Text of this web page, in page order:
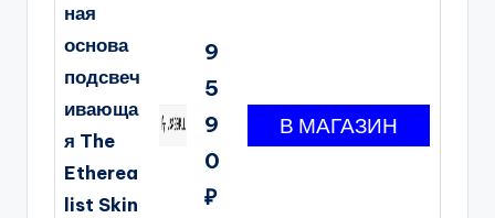
ная
основа
подсвеч
ивающа
я The
Etherea
list Skin
9
5
9
0
₽